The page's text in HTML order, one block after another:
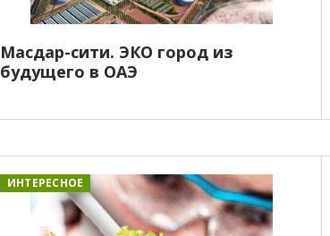
Масдар-сити. ЭКО город из
будущего в ОАЭ
ИНТЕРЕСНОЕ